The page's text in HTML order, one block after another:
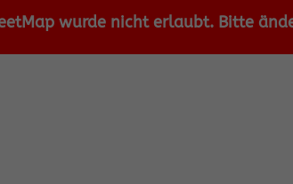
wurde nicht erlaubt. Bitte